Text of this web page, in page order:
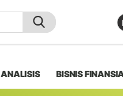
ANALISIS BISNIS